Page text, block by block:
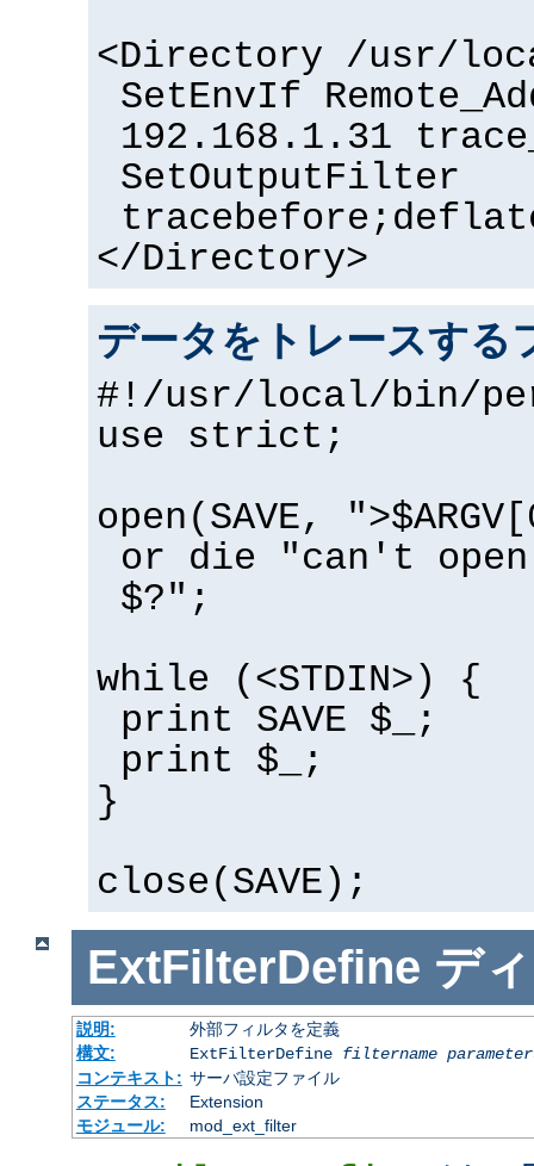
<Directory /usr/
SetEnvIf
192.168.1.31
SetOutputFilter
</Directory>
データをトレースする
#!/usr/local/bin/
use strict;
open(SAVE,
or die "can't open
$?";
while (<STDIN>) {
print SAVE $_;
print $_;
}
close(SAVE);
ExtFilterDefine デ
説明:
外部フィルタを定義
構文:
ExtFilterDefine filtername
コンテキスト: サーバ設定ファイル
ステータス:
Extension
モジュール:
mod_ext_filter